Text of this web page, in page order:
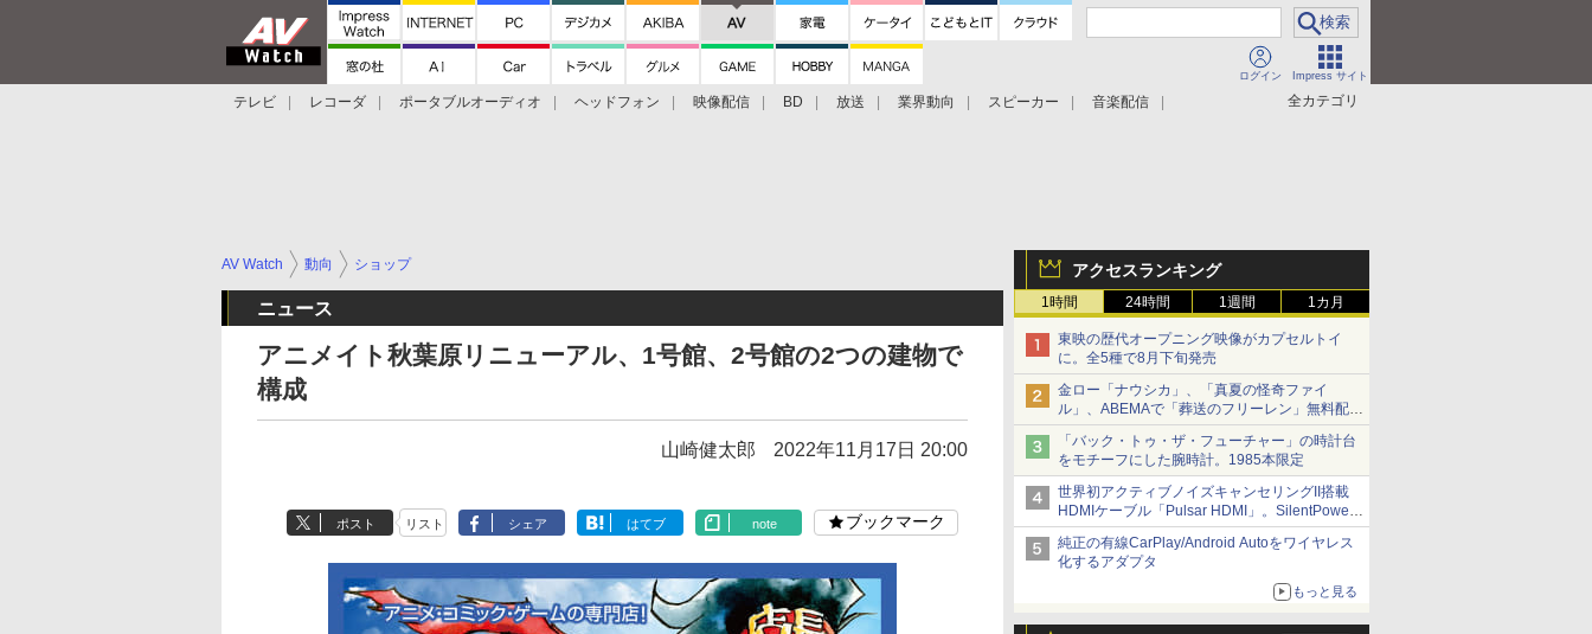
ログイン Impress サイト
全カテゴリ
テレビ レコーダ ポータブルオーディオ ヘッドフォン 映像配信 BD 放送 業界動向 スピーカー
音楽配信
アクセスランキング
1時間 24時間 1週間 1カ月
東映の歴代オープニング映像がカプセルトイ
に。全5種で8月下旬発売
金ロー「ナウシカ」、「真夏の怪奇ファイ
ル」、ABEMAで「葬送のフリーレン」無料配信
など。夏の特番・配信情報
「バック・トゥ・ザ・フューチャー」の時計台
をモチーフにした腕時計。1985本限定
世界初アクティブノイズキャンセリングII搭載
HDMIケーブル「Pulsar HDMI」。SilentPower
から
純正の有線CarPlay/Android Autoをワイヤレス
化するアダプタ
もっと見る
AV Watch 動向 ショップ
ニュース
アニメイト秋葉原リニューアル、1号館、2号館の2つの建物で
構成
山崎健太郎 2022年11月17日 20:00
ポスト リスト シェア はてブ note ブックマーク